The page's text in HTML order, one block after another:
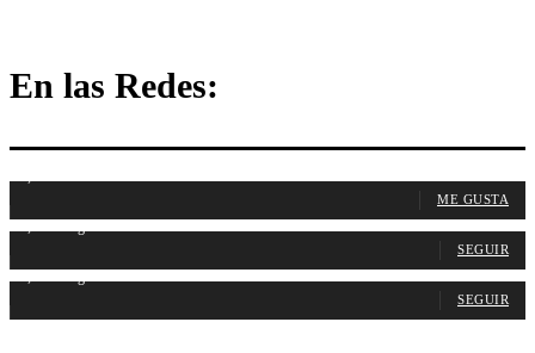
En las Redes:
ME GUSTA
SEGUIR
SEGUIR